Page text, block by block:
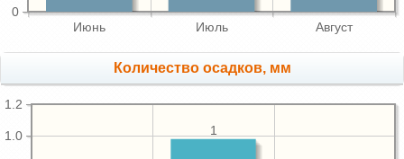
Июнь Июль Август
0
Количество осадков, мм
1.0
1.2
1